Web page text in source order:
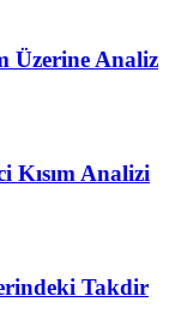
Üzerine Analiz
Kısım Analizi
Takdir